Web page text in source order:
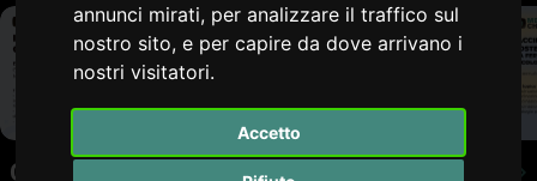
annunci mirati, per analizzare il traffico sul
nostro sito, e per capire da dove arrivano i
nostri visitatori.
Accetto
Ginecologia